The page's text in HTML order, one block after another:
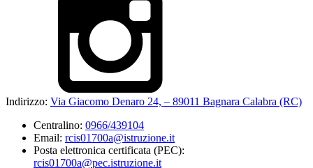
Indirizzo: Via Giacomo Denaro 24, – 89011 Bagnara Calabra (RC)
Centralino: 0966/439104
Email: rcis01700a@istruzione.it
Posta elettronica certificata (PEC):
rcis01700a@pec.istruzione.it